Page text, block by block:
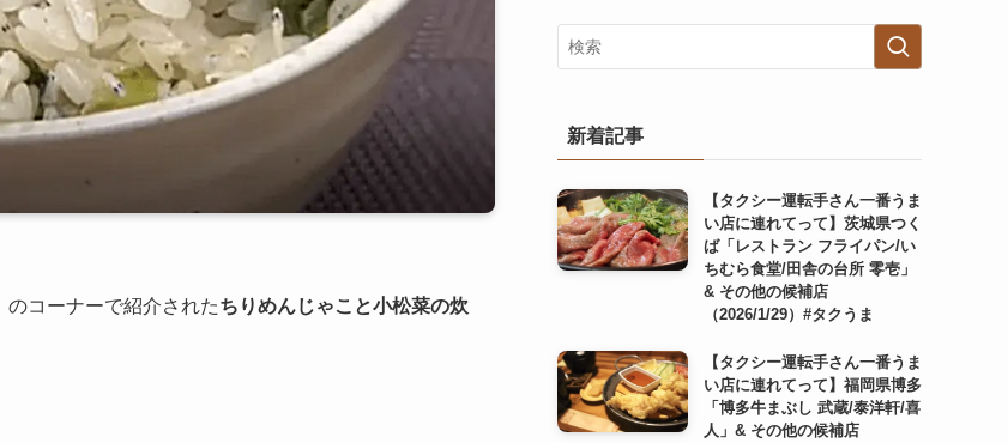
コーナーで紹介されたちりめんじゃこと小松菜の炊
新着記事
【タクシー運転手さん一番うま
い店に連れてって】茨城県つく
ば「レストラン フライパン/い
ちむら食堂/田舎の台所 零壱」
& その他の候補店
（2026/1/29）#タクうま
【タクシー運転手さん一番うま
い店に連れてって】福岡県博多
「博多牛まぶし 武蔵/泰洋軒/喜
人」& その他の候補店